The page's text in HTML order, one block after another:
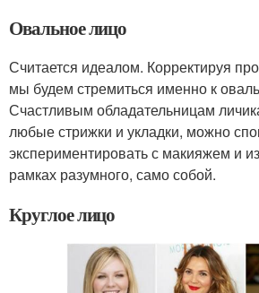
Овальное лицо
Считается идеалом. Корректируя
мы будем стремиться именно к
Счастливым обладательницам
любые стрижки и укладки, можно
экспериментировать с макияжем и
рамках разумного, само собой.
Круглое лицо